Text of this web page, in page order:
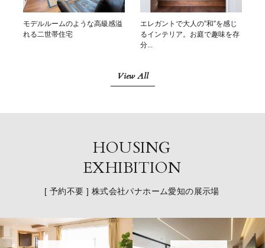
モデルルームのような高級感溢
れる二世帯住宅
エレガントで大人の”和”を感じ
るインテリア。お庭で趣味を存
分...
View All
HOUSING
EXHIBITION
[ 予約不要 ] 株式会社パナホーム愛知の展示場